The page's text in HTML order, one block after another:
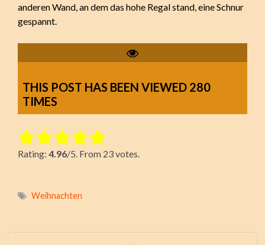
anderen Wand, an dem das hohe Regal stand, eine Schnur
gespannt.
THIS POST HAS BEEN VIEWED 280
TIMES
Rate this item:
Submit Rating
Rating: 4.96/5. From 23 votes.
Weihnachten